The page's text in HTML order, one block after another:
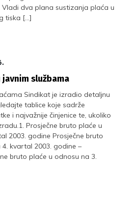
dva plana sustizanja plaća u
tiska […]
službama
Sindikat je izradio detaljnu
tablice koje sadrže
i najvažnije činjenice te, ukoliko
Prosječne bruto plaće u
2003. godine Prosječne bruto
kvartal 2003. godine –
bruto plaće u odnosu na 3.